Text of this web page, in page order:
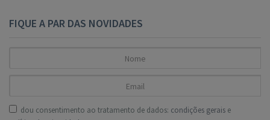
FIQUE A PAR DAS NOVIDADES
dou consentimento ao tratamento de dados: condições gerais e